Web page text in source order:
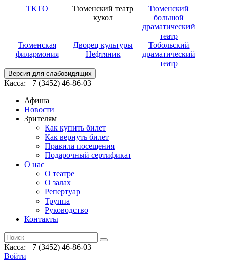
ТКТО
Тюменский театр
кукол
Тюменский
большой
драматический
театр
Тюменская
филармония
Дворец культуры
Нефтяник
Тобольский
драматический
театр
Версия для слабовидящих
Касса: +7 (3452) 46-86-03
Афиша
Новости
Зрителям
Как купить билет
Как вернуть билет
Правила посещения
Подарочный сертификат
О нас
О театре
О залах
Репертуар
Труппа
Руководство
Контакты
Касса: +7 (3452) 46-86-03
Войти